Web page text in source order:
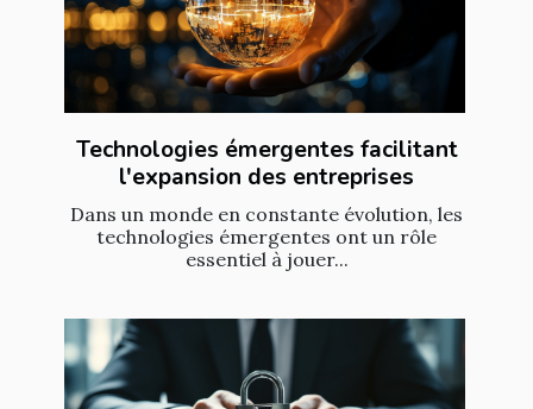
Technologies émergentes facilitant
l'expansion des entreprises
Dans un monde en constante évolution, les
technologies émergentes ont un rôle
essentiel à jouer...